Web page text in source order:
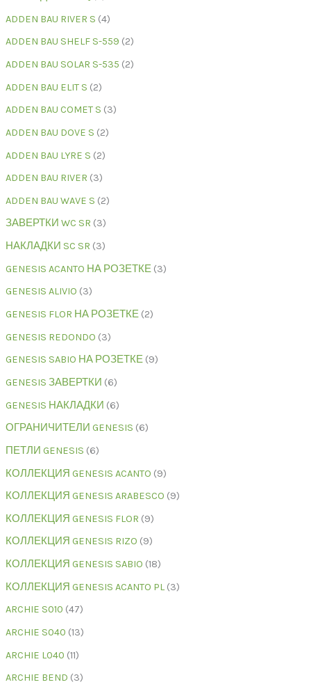
ADDEN BAU RIVER S 4
ADDEN BAU SHELF S-559 2
ADDEN BAU SOLAR S-535 2
ADDEN BAU ELIT S 2
ADDEN BAU COMET S 3
ADDEN BAU DOVE S 2
ADDEN BAU LYRE S 2
ADDEN BAU RIVER 3
ADDEN BAU WAVE S 2
ЗАВЕРТКИ WC SR 3
НАКЛАДКИ SC SR 3
GENESIS ACANTO НА РОЗЕТКЕ 3
GENESIS ALIVIO 3
GENESIS FLOR НА РОЗЕТКЕ 2
GENESIS REDONDO 3
GENESIS SABIO НА РОЗЕТКЕ 9
GENESIS ЗАВЕРТКИ 6
GENESIS НАКЛАДКИ 6
ОГРАНИЧИТЕЛИ GENESIS 6
ПЕТЛИ GENESIS 6
КОЛЛЕКЦИЯ GENESIS ACANTO 9
КОЛЛЕКЦИЯ GENESIS ARABESCO 9
КОЛЛЕКЦИЯ GENESIS FLOR 9
КОЛЛЕКЦИЯ GENESIS RIZO 9
КОЛЛЕКЦИЯ GENESIS SABIO 18
КОЛЛЕКЦИЯ GENESIS ACANTO PL 3
ARCHIE S010 47
ARCHIE S040 13
ARCHIE L040 11
ARCHIE BEND 3